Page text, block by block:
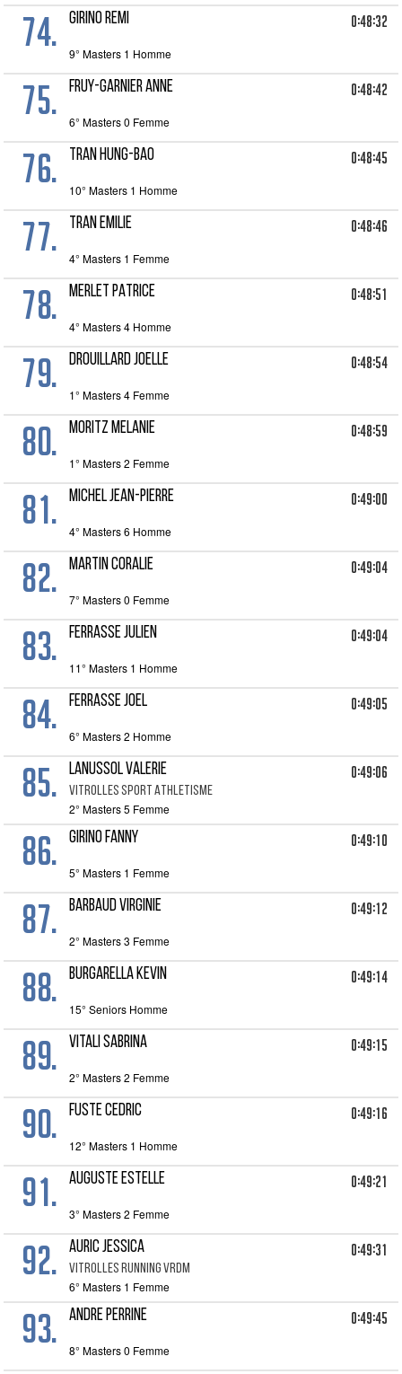
74. GIRINO REMI 0:48:32
9° Masters 1 Homme
75. FRUY-GARNIER ANNE 0:48:42
6° Masters 0 Femme
76. TRAN HUNG-BAO 0:48:45
10° Masters 1 Homme
77. TRAN EMILIE 0:48:46
4° Masters 1 Femme
78. MERLET PATRICE 0:48:51
4° Masters 4 Homme
79. DROUILLARD JOELLE 0:48:54
1° Masters 4 Femme
80. MORITZ MELANIE 0:48:59
1° Masters 2 Femme
81. MICHEL JEAN-PIERRE 0:49:00
4° Masters 6 Homme
82. MARTIN CORALIE 0:49:04
7° Masters 0 Femme
83. FERRASSE JULIEN 0:49:04
11° Masters 1 Homme
84. FERRASSE JOEL 0:49:05
6° Masters 2 Homme
85. LANUSSOL VALERIE
VITROLLES SPORT ATHLETISME
0:49:06
2° Masters 5 Femme
86. GIRINO FANNY 0:49:10
5° Masters 1 Femme
87. BARBAUD VIRGINIE 0:49:12
2° Masters 3 Femme
88. BURGARELLA KEVIN 0:49:14
15° Seniors Homme
89. VITALI SABRINA 0:49:15
2° Masters 2 Femme
90. FUSTE CEDRIC 0:49:16
12° Masters 1 Homme
91. AUGUSTE ESTELLE 0:49:21
3° Masters 2 Femme
92. AURIC JESSICA
VITROLLES RUNNING VRDM
0:49:31
6° Masters 1 Femme
93. ANDRE PERRINE 0:49:45
8° Masters 0 Femme